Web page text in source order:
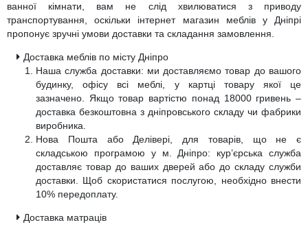
ванної кімнати, вам не слід хвилюватися з приводу
транспортування, оскільки інтернет магазин меблів у Дніпрі
пропонує зручні умови доставки та складання замовлення.
Доставка меблів по місту Дніпро
Наша служба доставки: ми доставляємо товар до вашого
будинку, офісу всі меблі, у картці товару якої це
зазначено. Якщо товар вартістю понад 18000 гривень –
доставка безкоштовна з дніпровського складу чи фабрики
виробника.
Нова Пошта або Делівері, для товарів, що не є
складською програмою у м. Дніпро: кур’єрська служба
доставляє товар до ваших дверей або до складу служби
доставки. Щоб скористатися послугою, необхідно внести
10% передоплату.
Доставка матраців